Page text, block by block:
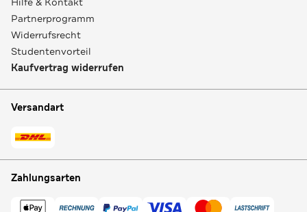
Partnerprogramm
Widerrufsrecht
Studentenvorteil
Kaufvertrag widerrufen
Versandart
Zahlungsarten